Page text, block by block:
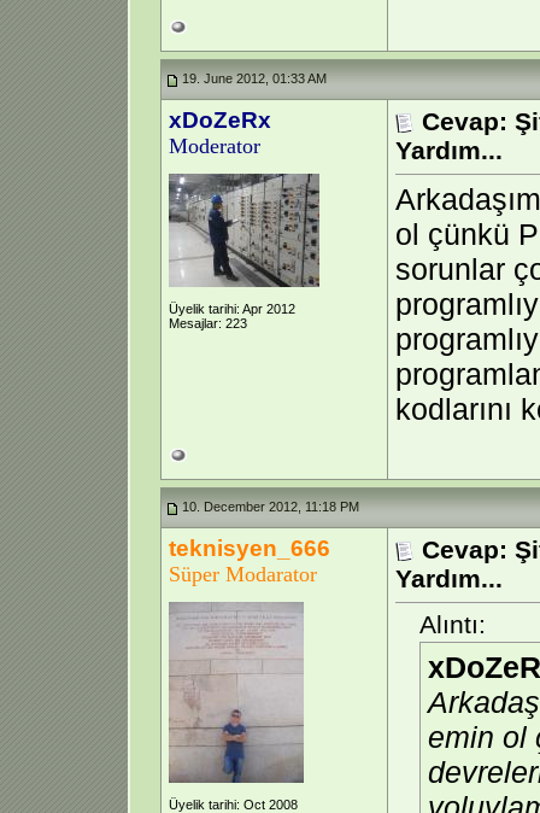
19. June 2012, 01:33 AM
xDoZeRx
Moderator
Üyelik tarihi: Apr 2012
Mesajlar: 223
Cevap:
Yardım...
ol çünkü
sorunlar
kodlarını
10. December 2012, 11:18 PM
teknisyen_666
Süper Modarator
Üyelik tarihi: Oct 2008
Cevap:
Yardım...
Alıntı:
emin ol